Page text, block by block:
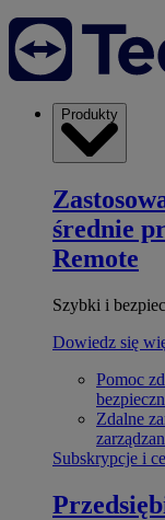
Produkty
średnie
Remote
Szybki i
Dowiedz się
Pomoc
Zdalne
Subskrypcje i